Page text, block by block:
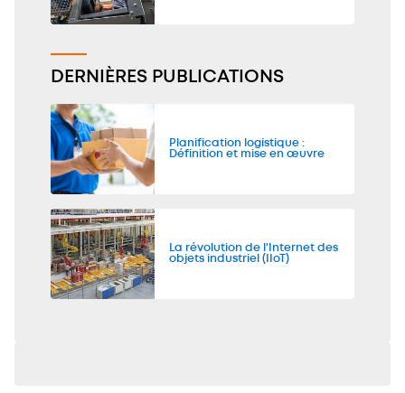
DERNIÈRES PUBLICATIONS
Planification logistique :
Définition et mise en œuvre
La révolution de l'Internet des
objets industriel (IIoT)